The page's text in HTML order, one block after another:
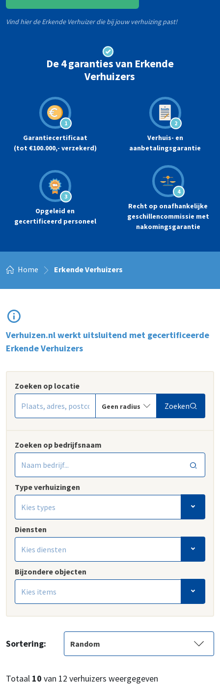
Vind hier de Erkende Verhuizer die bij jouw verhuizing past!
De 4 garanties van Erkende
Verhuizers
1
Garantiecertificaat
(tot €100.000,- verzekerd)
2
Verhuis- en
aanbetalingsgarantie
3
Opgeleid en
gecertificeerd personeel
4
Recht op onafhankelijke
geschillencommissie met
nakomingsgarantie
Home Erkende Verhuizers
Verhuizen.nl werkt uitsluitend met gecertificeerde
Erkende Verhuizers
Zoeken op locatie
Zoeken
Zoeken op bedrijfsnaam
Type verhuizingen
Kies types
Diensten
Kies diensten
Bijzondere objecten
Kies items
Totaal 10 van 12 verhuizers weergegeven
Sortering: